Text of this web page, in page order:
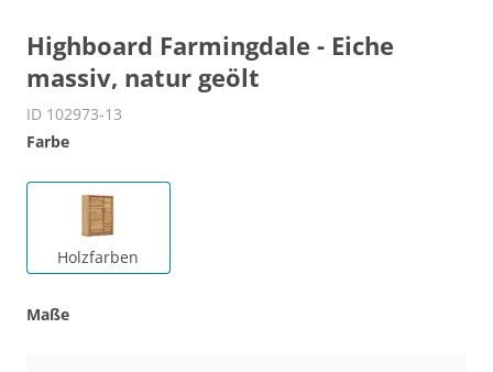
Highboard Farmingdale - Eiche
massiv, natur geölt
ID 102973-13
Farbe
Holzfarben
Maße